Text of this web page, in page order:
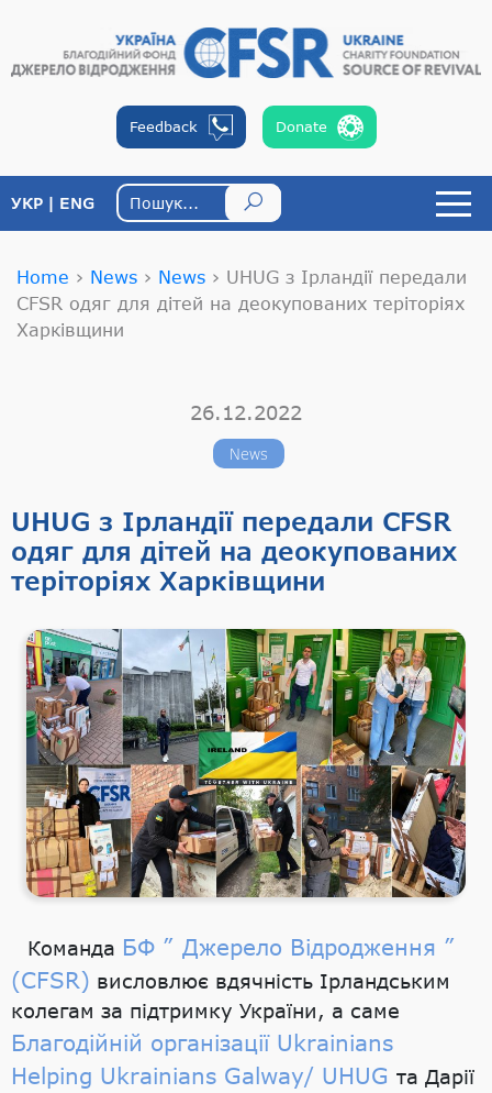
Feedback Donate
УКР ENG
Home › News › News › UHUG з Ірландії передали
CFSR одяг для дітей на деокупованих теріторіях
Харківщини
26.12.2022
News
UHUG з Ірландії передали CFSR
одяг для дітей на деокупованих
теріторіях Харківщини
Команда БФ ” Джерело Відродження ”
(CFSR) висловлює вдячність Ірландським
колегам за підтримку України, а саме
Благодійній організації Ukrainians
Helping Ukrainians Galway/ UHUG та Дарії